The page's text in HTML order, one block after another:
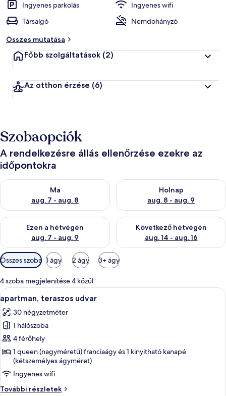
Ingyenes parkolás
Ingyenes wifi
Társalgó
Nemdohányzó
Összes mutatása
Főbb szolgáltatások (2)
Az otthon érzése (6)
Szobaopciók
A rendelkezésre állás ellenőrzése ezekre az
időpontokra
Ma
aug. 7 - aug. 8
A ma esti rendelkezésre állás ellenőrzése: aug. 7 - aug. 8
Holnap
aug. 8 - aug. 9
A holnapi rendelkezésre állás
Ezen a hétvégén
aug. 7 - aug. 9
A mostani hétvégi rendelkezésre állás ellenőrzése: aug. 7 -
Következő hétvégén
aug. 14 - aug. 16
A következő hétvégi
Szobákhoz
rendelkezésre
álló
szűrők
Összes szoba 1 ágy 2 ágy 3+ ágy
4 szoba megjelenítése 4 közül
A
következő
szoba
összes
képének
megtekintése:
apartman,
teraszos
udvar
apartman, teraszos udvar | Ingyenes
12
apartman, teraszos udvar
30 négyzetméter
1 hálószoba
4 férőhely
1 queen (nagyméretű) franciaágy és 1 kinyitható kanapé
(kétszemélyes ágyméret)
Ingyenes wifi
További részletek
apartman,